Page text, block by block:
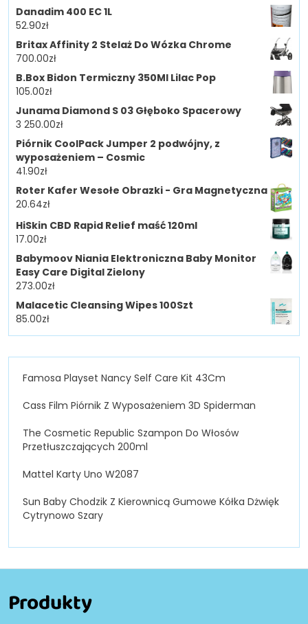
Danadim 400 EC 1L
52.90zł
Britax Affinity 2 Stelaż Do Wózka Chrome
700.00zł
B.Box Bidon Termiczny 350Ml Lilac Pop
105.00zł
Junama Diamond S 03 Głęboko Spacerowy
3 250.00zł
Piórnik CoolPack Jumper 2 podwójny, z
wyposażeniem – Cosmic
41.90zł
Roter Kafer Wesołe Obrazki - Gra Magnetyczna
20.64zł
HiSkin CBD Rapid Relief maść 120ml
17.00zł
Babymoov Niania Elektroniczna Baby Monitor
Easy Care Digital Zielony
273.00zł
Malacetic Cleansing Wipes 100Szt
85.00zł
Famosa Playset Nancy Self Care Kit 43Cm
Cass Film Piórnik Z Wyposażeniem 3D Spiderman
The Cosmetic Republic Szampon Do Włosów
Przetłuszczających 200ml
Mattel Karty Uno W2087
Sun Baby Chodzik Z Kierownicą Gumowe Kółka Dżwięk
Cytrynowo Szary
Produkty